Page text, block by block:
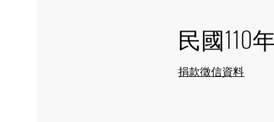
民國110
捐款徵信資料